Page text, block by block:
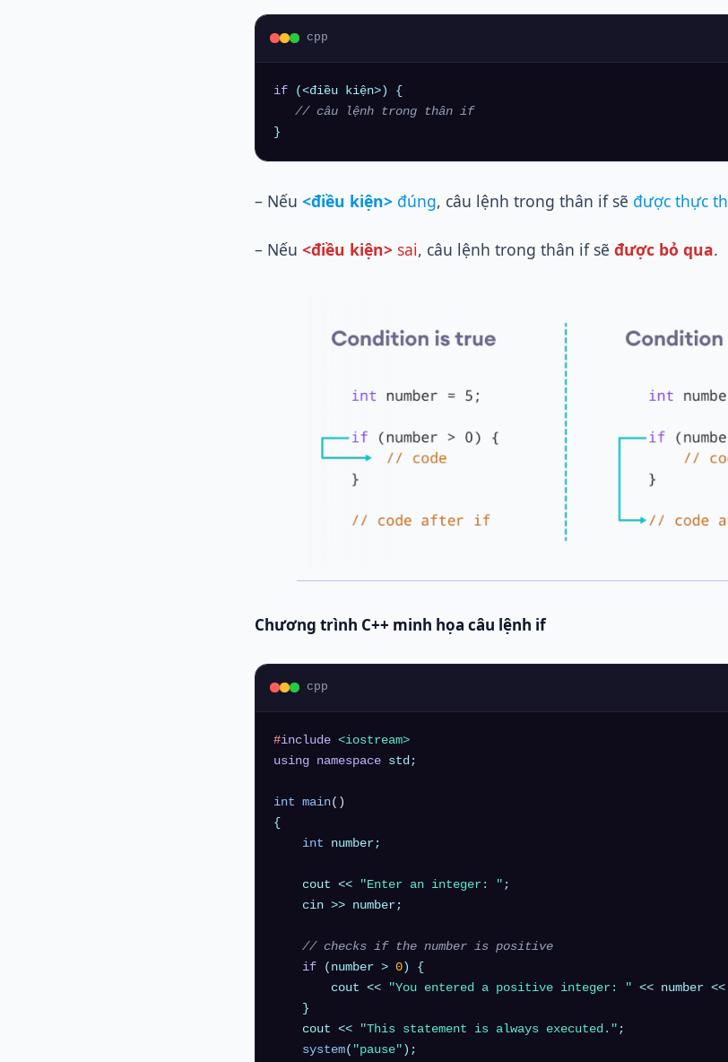
cpp
if (<điều kiện>) {
// câu lệnh trong thân if
– Nếu <điều kiện> đúng, câu lệnh trong thân if sẽ được thực
– Nếu <điều kiện> sai, câu lệnh trong thân if sẽ được bỏ qua.
Chương trình C++ minh họa câu lệnh if
cpp
#include <iostream>
using namespace std;
int main()
{
int number;
    cout <<
"Enter an integer: " ;
    cin >> number;
// checks if the number is positive
if (number > 0) {
        cout <<
"You entered a positive integer: " << number
    }
    cout <<
"This statement is always executed." ;
system( "pause" );